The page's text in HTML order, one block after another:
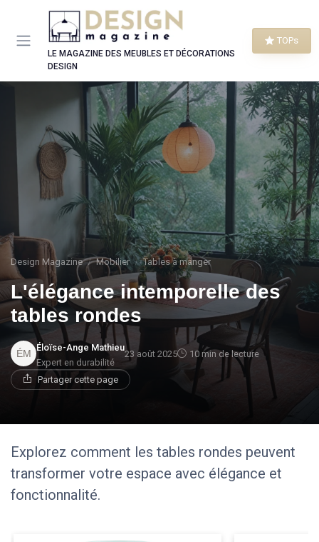
LE MAGAZINE DES MEUBLES ET DÉCORATIONS
DESIGN
TOPs
Design Magazine Mobilier Tables à manger
L'élégance intemporelle des
tables rondes
Éloïse-Ange Mathieu
Expert en durabilité
23 août 2025 10 min de lecture
Partager cette page
Explorez comment les tables rondes peuvent
transformer votre espace avec élégance et
fonctionnalité.
Panneau de gestion des cookies